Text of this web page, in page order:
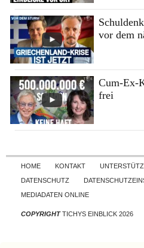
vor dem
Cum-Ex-
frei
HOME KONTAKT
DATENSCHUTZ
MEDIADATEN ONLINE
COPYRIGHTTICHYS EINBLICK 2026